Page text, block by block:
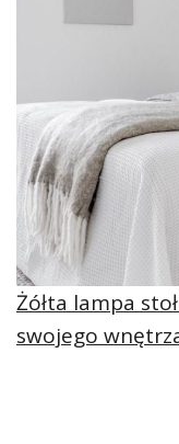
Żółta lampa
swojego